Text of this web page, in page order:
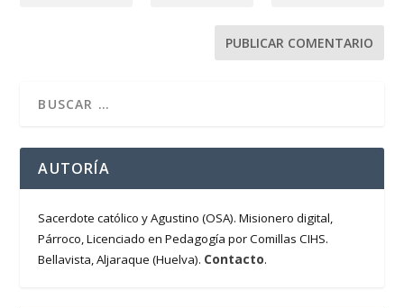
AUTORÍA
Sacerdote católico y Agustino (OSA). Misionero digital,
Párroco, Licenciado en Pedagogía por Comillas CIHS.
Bellavista, Aljaraque (Huelva). Contacto.